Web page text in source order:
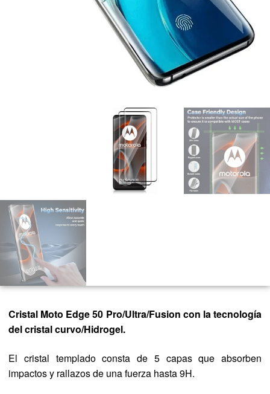
Cristal Moto Edge 50 Pro/Ultra/Fusion con la tecnología
del cristal curvo/Hidrogel.
El cristal templado consta de 5 capas que absorben
impactos y rallazos de una fuerza hasta 9H.